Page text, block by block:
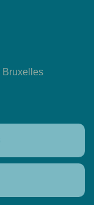
Bruxelles